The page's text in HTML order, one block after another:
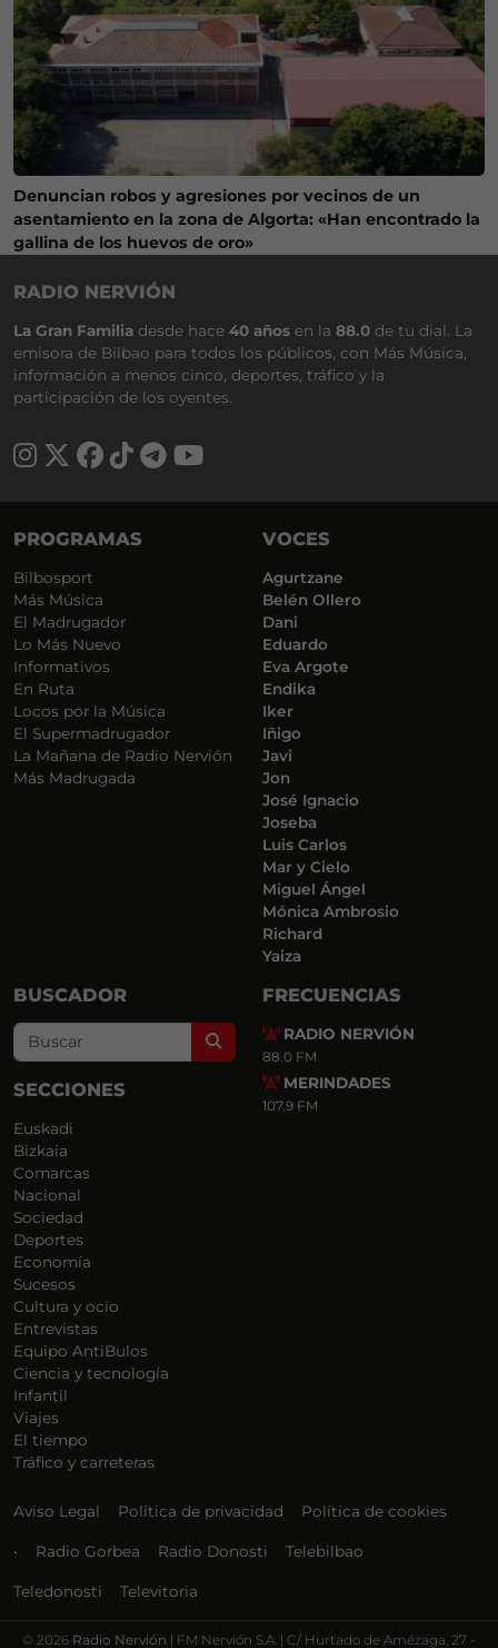
Denuncian robos y agresiones por vecinos de un
asentamiento en la zona de Algorta: «Han encontrado la
gallina de los huevos de oro»
RADIO NERVIÓN
La Gran Familia desde hace 40 años en la 88.0 de tu dial. La
emisora de Bilbao para todos los públicos, con Más Música,
información a menos cinco, deportes, tráfico y la
participación de los oyentes.
PROGRAMAS
Bilbosport
Más Música
El Madrugador
Lo Más Nuevo
Informativos
En Ruta
Locos por la Música
El Supermadrugador
La Mañana de Radio Nervión
Más Madrugada
VOCES
Agurtzane
Belén Ollero
Dani
Eduardo
Eva Argote
Endika
Iker
Iñigo
Javi
Jon
José Ignacio
Joseba
Luis Carlos
Mar y Cielo
Miguel Ángel
Mónica Ambrosio
Richard
Yaiza
BUSCADOR
Search
SECCIONES
Euskadi
Bizkaia
Comarcas
Nacional
Sociedad
Deportes
Economía
Sucesos
Cultura y ocio
Entrevistas
Equipo AntiBulos
Ciencia y tecnología
Infantil
Viajes
El tiempo
Tráfico y carreteras
FRECUENCIAS
RADIO NERVIÓN
88.0 FM
MERINDADES
107.9 FM
Aviso Legal Política de privacidad Política de cookies
• Radio Gorbea Radio Donosti Telebilbao
Teledonosti Televitoria
© 2026 Radio Nervión | FM Nervión S.A. | C/ Hurtado de Amézaga, 27 -